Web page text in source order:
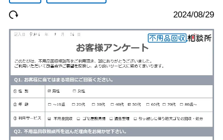
当社について
サービス
料金
2024/08/29